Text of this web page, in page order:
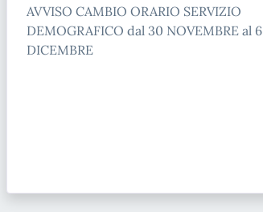
AVVISO CAMBIO ORARIO SERVIZIO
DEMOGRAFICO dal 30 NOVEMBRE al 6
DICEMBRE